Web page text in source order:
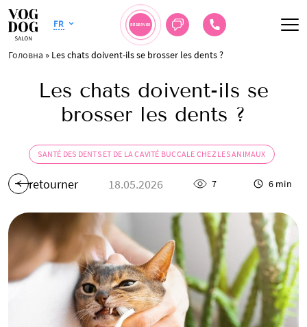
FR RÉSERVER
Головна » Les chats doivent-ils se brosser les dents ?
Les chats doivent-ils se
brosser les dents ?
SANTÉ DES DENTS ET DE LA CAVITÉ BUCCALE CHEZ LES ANIMAUX
retourner 18.05.2026 7 6 min